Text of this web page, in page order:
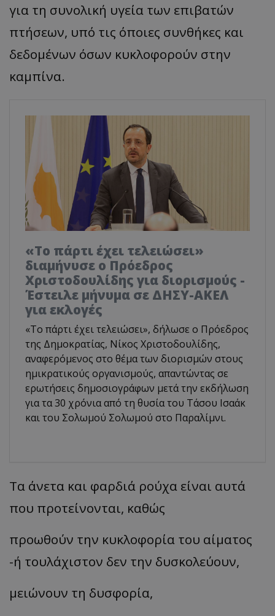
για τη συνολική υγεία των επιβατών
πτήσεων, υπό τις όποιες συνθήκες και
δεδομένων όσων κυκλοφορούν στην
καμπίνα.
«Το πάρτι έχει τελειώσει»
διαμήνυσε ο Πρόεδρος
Χριστοδουλίδης για διορισμούς -
Έστειλε μήνυμα σε ΔΗΣΥ-ΑΚΕΛ
για εκλογές
«Το πάρτι έχει τελειώσει», δήλωσε ο Πρόεδρος
της Δημοκρατίας, Νίκος Χριστοδουλίδης,
αναφερόμενος στο θέμα των διορισμών στους
ημικρατικούς οργανισμούς, απαντώντας σε
ερωτήσεις δημοσιογράφων μετά την εκδήλωση
για τα 30 χρόνια από τη θυσία του Τάσου Ισαάκ
και του Σολωμού Σολωμού στο Παραλίμνι.
Τα άνετα και φαρδιά ρούχα είναι αυτά
που προτείνονται, καθώς
προωθούν την κυκλοφορία του αίματος
-ή τουλάχιστον δεν την δυσκολεύουν,
μειώνουν τη δυσφορία,